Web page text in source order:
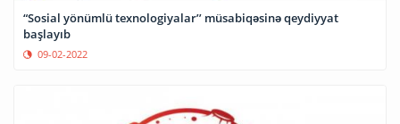
“Sosial yönümlü texnologiyalar’’ müsabiqəsinə qeydiyyat
başlayıb
09-02-2022